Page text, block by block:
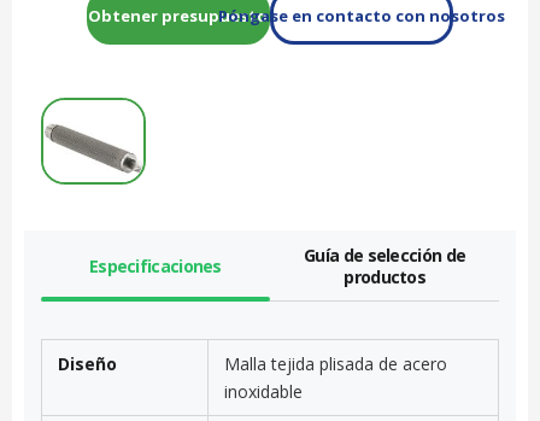
Obtener presupuestoPóngase en contacto con nosotros
Especificaciones
Guía de selección de
productos
Diseño
Malla tejida plisada de acero
inoxidable